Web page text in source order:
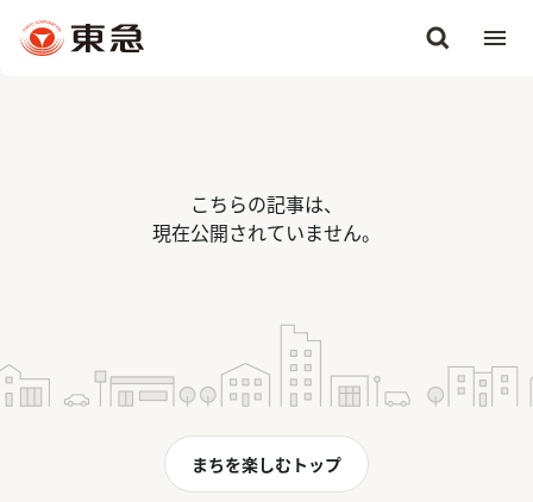
こちらの記事は、
現在公開されていません。
まちを楽しむトップ